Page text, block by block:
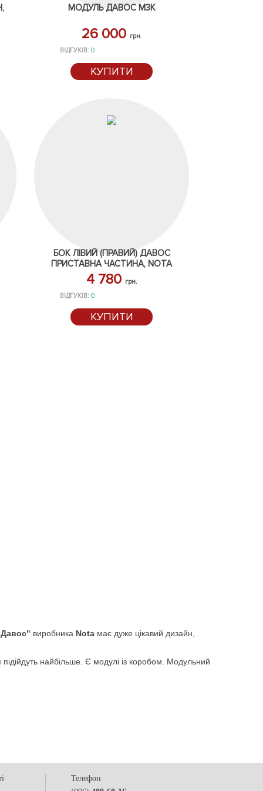
МОДУЛЬ ДАВОС М3К
26 000 грн.
ВІДГУКІВ: 0
КУПИТИ
БОК ЛІВИЙ (ПРАВИЙ) ДАВОС
ПРИСТАВНА ЧАСТИНА, NOTA
4 780 грн.
ВІДГУКІВ: 0
КУПИТИ
виробника Nota має дуже цікавий дизайн,
найбільше. Є модулі із коробом. Модульний
Телефон